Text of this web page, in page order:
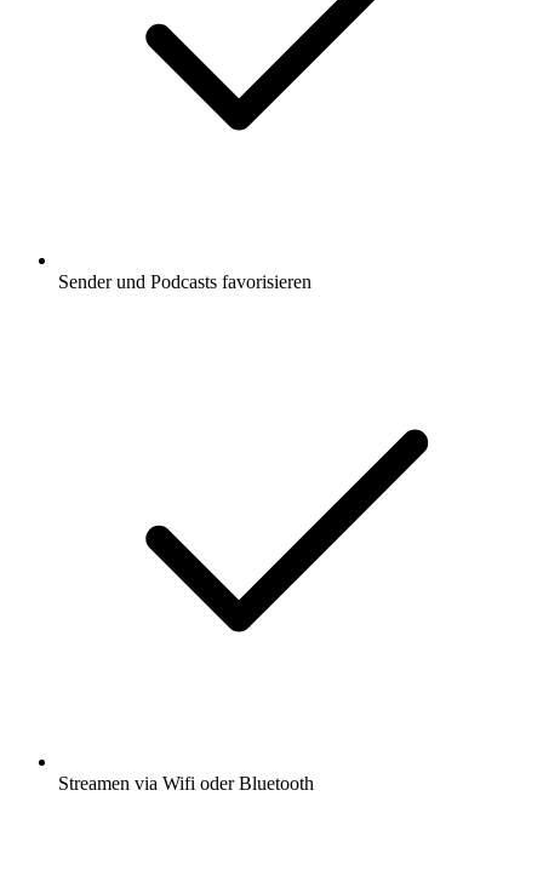
Sender und Podcasts favorisieren
Streamen via Wifi oder Bluetooth